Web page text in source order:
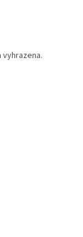
vyhrazena.